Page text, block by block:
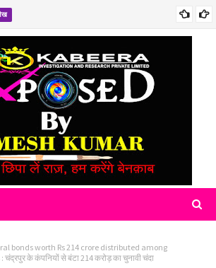
भारत 61,780 wealthy individuals left India
bonds worth Rs 214 crore distributed among
के कंपनियों से बंटा 214 करोड़ का चुनावी चंदा